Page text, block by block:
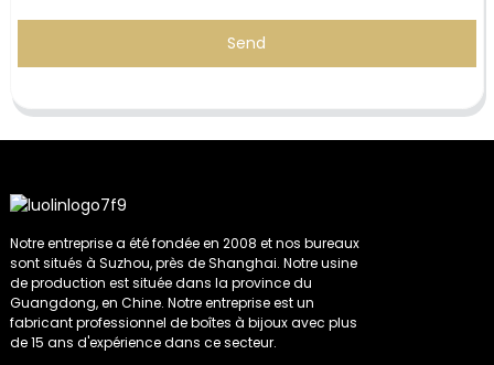
Send
Notre entreprise a été fondée en 2008 et nos bureaux
sont situés à Suzhou, près de Shanghai. Notre usine
de production est située dans la province du
Guangdong, en Chine. Notre entreprise est un
fabricant professionnel de boîtes à bijoux avec plus
de 15 ans d'expérience dans ce secteur.